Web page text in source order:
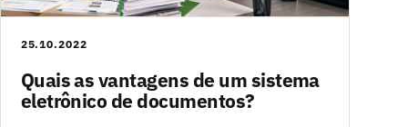
25.10.2022
Quais as vantagens de um sistema
eletrônico de documentos?